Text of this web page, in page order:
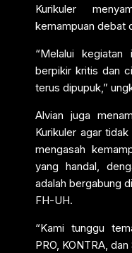
Kurikuler
kemampuan debat
“Melalui
berpikir kritis dan
terus dipupuk,”
Alvian juga
Kurikuler agar
mengasah
yang handal,
adalah bergabung
FH-UH.
“Kami tunggu
PRO, KONTRA,